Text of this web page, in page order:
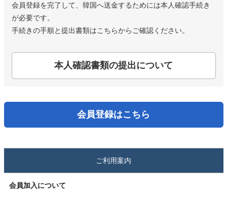
会員登録を完了して、韓国へ送金するためには本人確認手続き
が必要です。
手続きの手順と提出書類はこちらからご確認ください。
本人確認書類の提出について
会員登録はこちら
ご利用案内
会員加入について